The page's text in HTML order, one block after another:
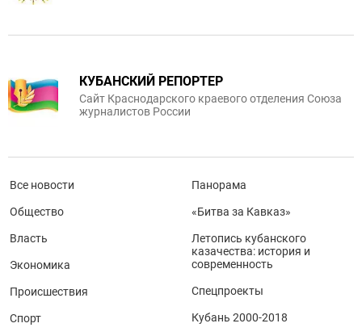
КУБАНСКИЙ РЕПОРТЕР
Сайт Краснодарского краевого отделения Союза
журналистов России
Все новости
Общество
Власть
Экономика
Происшествия
Спорт
Панорама
«Битва за Кавказ»
Летопись кубанского
казачества: история и
современность
Спецпроекты
Кубань 2000-2018